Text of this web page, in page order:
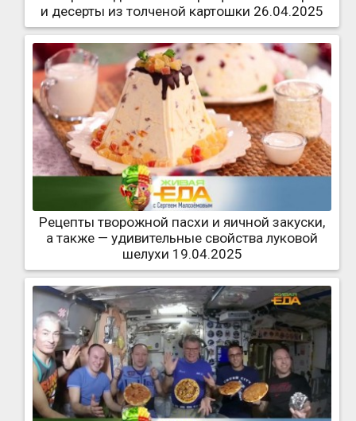
и десерты из толченой картошки 26.04.2025
Рецепты творожной пасхи и яичной закуски,
а также — удивительные свойства луковой
шелухи 19.04.2025